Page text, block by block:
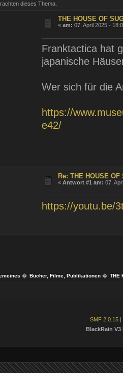
dieses Thema.
THE HOUSE OF
«am: 07. April 2025 -
Franktactica hat
japanische
Wer sich für die
https://
e42/
Re: THE HOUSE OF
«Antwort #1 am: 07.
https://youtu.be/
� Bücher, Filme, Publikationen� THE
SMF 2.0.15
BlackRain V3